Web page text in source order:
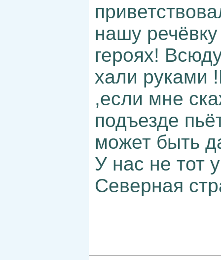
нашу
героях!
хали руками
,если мне
подъезде
может быть
У нас не тот
Северная